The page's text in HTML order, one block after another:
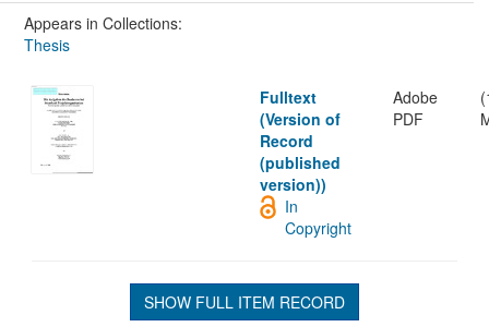
Appears in Collections:
Thesis
Fulltext
(Version of
Record
(published
version))
Adobe
PDF
In
Copyright
SHOW FULL ITEM RECORD